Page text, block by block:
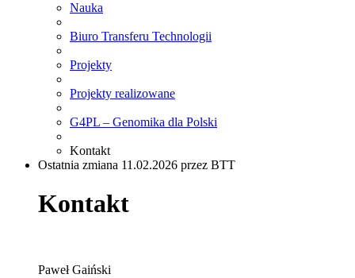
Nauka
Biuro Transferu Technologii
Projekty
Projekty realizowane
G4PL – Genomika dla Polski
Kontakt
Ostatnia zmiana 11.02.2026 przez BTT
Kontakt
Paweł Gaiński